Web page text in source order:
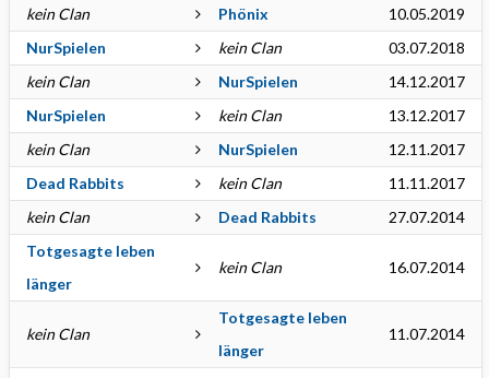
kein Clan
Phönix
10.05.2019
NurSpielen
kein Clan
03.07.2018
kein Clan
NurSpielen
14.12.2017
NurSpielen
kein Clan
13.12.2017
kein Clan
NurSpielen
12.11.2017
Dead Rabbits
kein Clan
11.11.2017
kein Clan
Dead Rabbits
27.07.2014
Totgesagte leben
länger
kein Clan 16.07.2014
kein Clan
Totgesagte leben
länger
11.07.2014